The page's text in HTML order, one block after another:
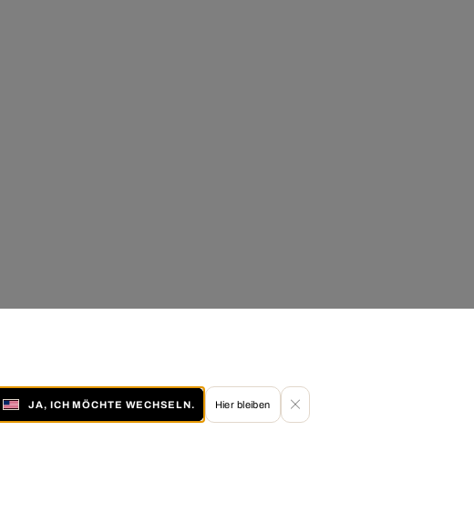
JA, ICH MÖCHTE WECHSELN. Hier bleiben